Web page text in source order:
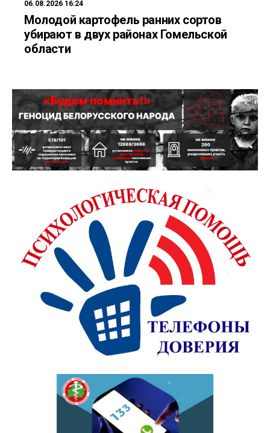
06.08.2026 16:24
Молодой картофель ранних сортов
убирают в двух районах Гомельской
области